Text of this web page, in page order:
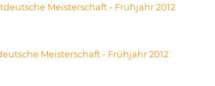
Meisterschaft - Frühjahr 2012
Meisterschaft - Frühjahr 2012